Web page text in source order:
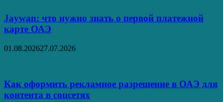
Jaywan: что нужно знать о первой платежной
карте ОАЭ
01.08.202627.07.2026
Как оформить рекламное разрешение в ОАЭ для
контента в соцсетях